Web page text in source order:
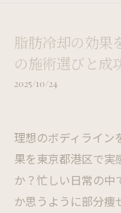
脂肪冷却の効果
の施術選びと成
2025/10/24
理想のボディライン
果を東京都港区で実
か？忙しい日常の
か思うように部分痩